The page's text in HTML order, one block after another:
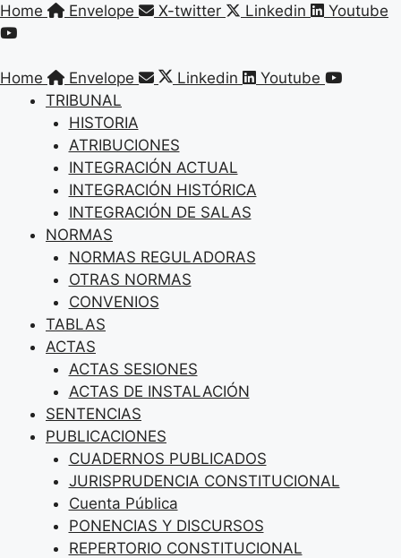
Saltar
al
Home Envelope X-twitter Linkedin Youtube
Home Envelope Linkedin
Youtube
TRIBUNAL
HISTORIA
ATRIBUCIONES
INTEGRACIÓN ACTUAL
INTEGRACIÓN HISTÓRICA
INTEGRACIÓN DE SALAS
NORMAS
NORMAS REGULADORAS
OTRAS NORMAS
CONVENIOS
TABLAS
ACTAS
ACTAS SESIONES
ACTAS DE INSTALACIÓN
SENTENCIAS
PUBLICACIONES
CUADERNOS PUBLICADOS
JURISPRUDENCIA CONSTITUCIONAL
Cuenta Pública
PONENCIAS Y DISCURSOS
REPERTORIO CONSTITUCIONAL